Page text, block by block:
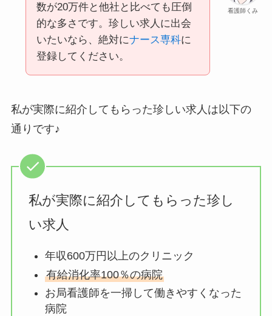
看護師くみ
数が20万件と他社と比べても圧倒
的な多さです。珍しい求人に出会
いたいなら、絶対にナース専科に
登録してください。
私が実際に紹介してもらった珍しい求人は以下の
通りです♪
私が実際に紹介してもらった珍し
い求人
年収600万円以上のクリニック
有給消化率100％の病院
お局看護師を一掃して働きやすくなった
病院